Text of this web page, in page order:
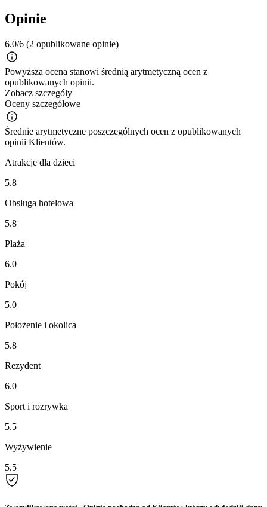
Opinie
6.0/6 (2 opublikowane opinie)
Powyższa ocena stanowi średnią arytmetyczną ocen z
opublikowanych opinii.
Zobacz szczegóły
Oceny szczegółowe
Średnie arytmetyczne poszczególnych ocen z opublikowanych
opinii Klientów.
Atrakcje dla dzieci
5.8
Obsługa hotelowa
5.8
Plaża
6.0
Pokój
5.0
Położenie i okolica
5.8
Rezydent
6.0
Sport i rozrywka
5.5
Wyżywienie
5.5